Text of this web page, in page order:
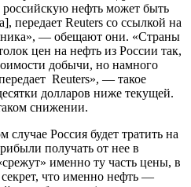
нефть может быть
передает Reuters со ссылкой на
— обещают они. «Страны
цен на нефть из России так,
добычи, но намного
Reuters», — такое
долларов ниже текущей.
снижении.
случае Россия будет тратить на
получать от нее в
именно ту часть цены, в
что именно нефть —